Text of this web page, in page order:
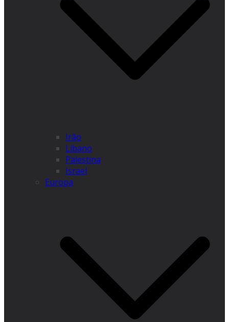
Irão
Líbano
Palestina
Israel
Europa